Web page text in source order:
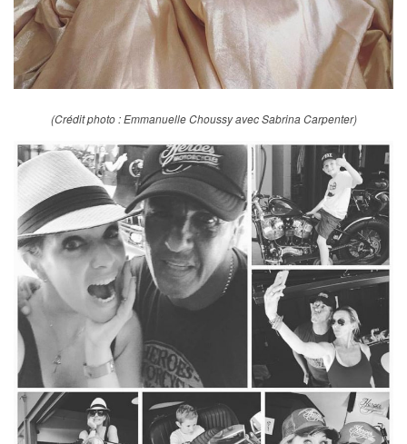
(Crédit photo : Emmanuelle Choussy avec Sabrina Carpenter)